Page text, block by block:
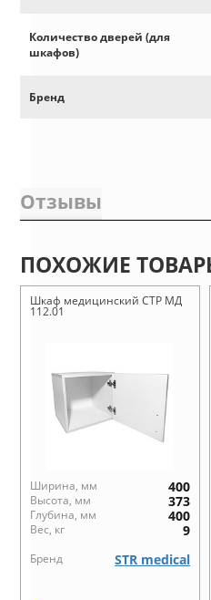
Количество дверей (для
шкафов)
Бренд
Отзывы
ПОХОЖИЕ
Шкаф медицинский СТР МД
112.01
Ширина, мм 400
Высота, мм 373
Глубина, мм 400
Вес, кг 9
Бренд STR medical